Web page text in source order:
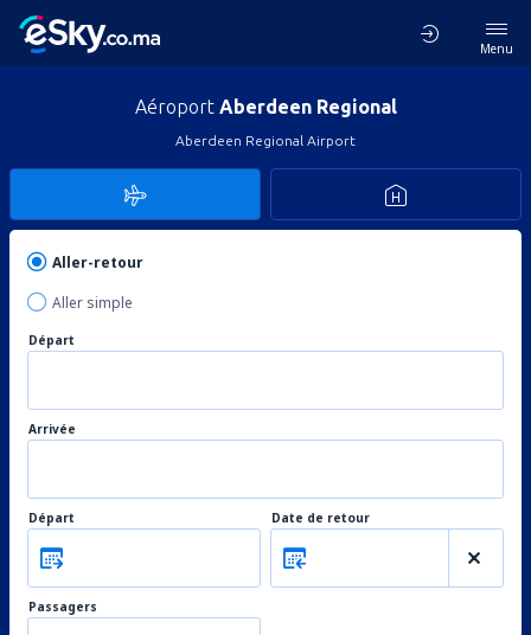
Menu
Aéroport Aberdeen Regional
Aberdeen Regional Airport
Aller-retour
Aller simple
Départ
Arrivée
Départ Date de retour
Passagers